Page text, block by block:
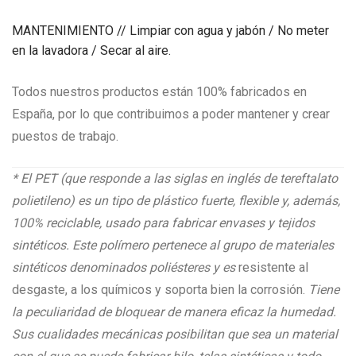
MANTENIMIENTO // Limpiar con agua y jabón / No meter
en la lavadora / Secar al aire.
Todos nuestros productos están 100% fabricados en
España, por lo que contribuimos a poder mantener y crear
puestos de trabajo.
* El PET (que responde a las siglas en inglés de tereftalato
polietileno) es un tipo de plástico fuerte, flexible y, además,
100% reciclable, usado para fabricar envases y tejidos
sintéticos. Este polímero pertenece al grupo de materiales
sintéticos denominados poliésteres y esresistente al
desgaste, a los químicos y soporta bien la corrosión. Tiene
la peculiaridad de bloquear de manera eficaz la humedad.
Sus cualidades mecánicas posibilitan que sea un material